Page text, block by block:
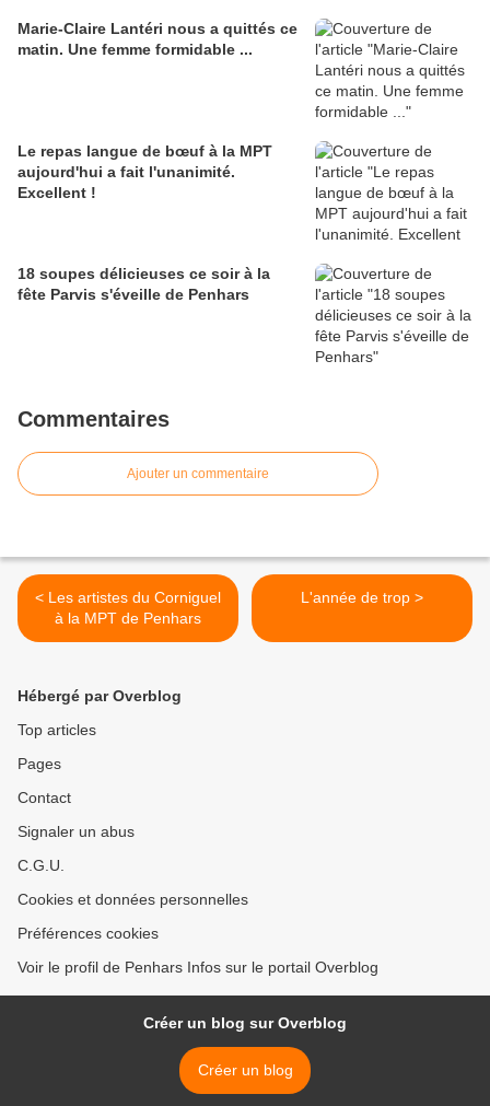
Marie-Claire Lantéri nous a quittés ce
matin. Une femme formidable ...
Le repas langue de bœuf à la MPT
aujourd'hui a fait l'unanimité.
Excellent !
18 soupes délicieuses ce soir à la
fête Parvis s'éveille de Penhars
Commentaires
Ajouter un commentaire
< Les artistes du Corniguel
à la MPT de Penhars
L'année de trop >
Hébergé par Overblog
Top articles
Pages
Contact
Signaler un abus
C.G.U.
Cookies et données personnelles
Préférences cookies
Voir le profil de Penhars Infos sur le portail Overblog
Créer un blog sur Overblog
Créer un blog